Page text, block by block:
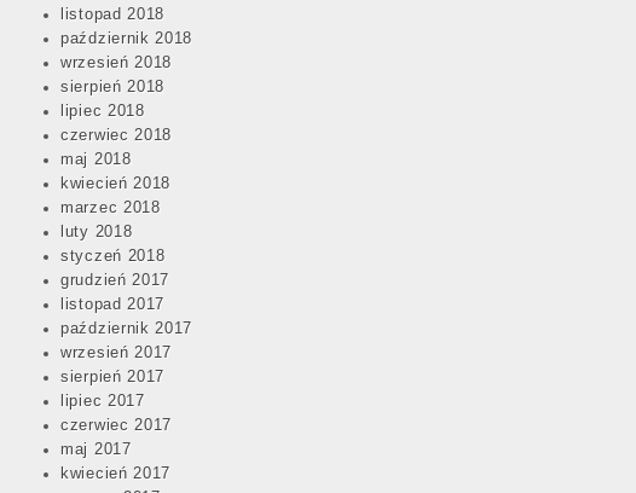
listopad 2018
październik 2018
wrzesień 2018
sierpień 2018
lipiec 2018
czerwiec 2018
maj 2018
kwiecień 2018
marzec 2018
luty 2018
styczeń 2018
grudzień 2017
listopad 2017
październik 2017
wrzesień 2017
sierpień 2017
lipiec 2017
czerwiec 2017
maj 2017
kwiecień 2017